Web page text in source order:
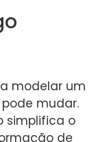
modelar um
mudar.
simplifica o
de